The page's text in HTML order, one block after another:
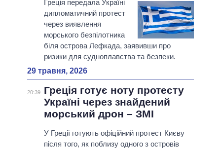
Греція передала Україні
дипломатичний протест
через виявлення
морського безпілотника
біля острова Лефкада, заявивши про
ризики для судноплавства та безпеки.
29 травня, 2026
20:39
Греція готує ноту протесту
Україні через знайдений
морський дрон – ЗМІ
У Греції готують офіційний протест Києву
після того, як поблизу одного з островів